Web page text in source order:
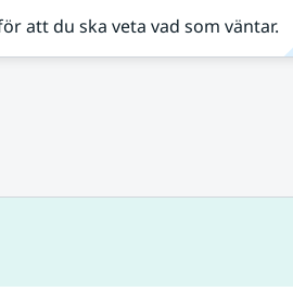
att du ska veta vad som väntar.